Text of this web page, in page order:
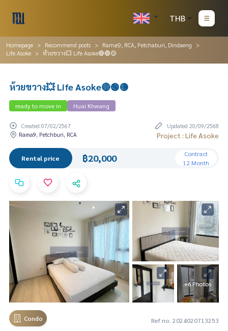
THB
Homepage Recommend posts
Rama9, RCA, Petchaburi, Dindaeng
Life Asoke
ห้วยขวาง💥 Life Asoke🔴🟢🟡
ห้วยขวาง💥 Life Asoke🔴🟢🟡
ready to move in Huai Khwang
Created 07/02/2567
Updated 20/09/2568
Rama9, Petchburi, RCA
Project : Life Asoke
Rental price ฿20,000
Contract
12 Month
+6 Photos
Condo Ref no. 2024020713253